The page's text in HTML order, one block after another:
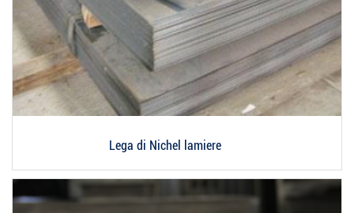
Lega di Nichel lamiere